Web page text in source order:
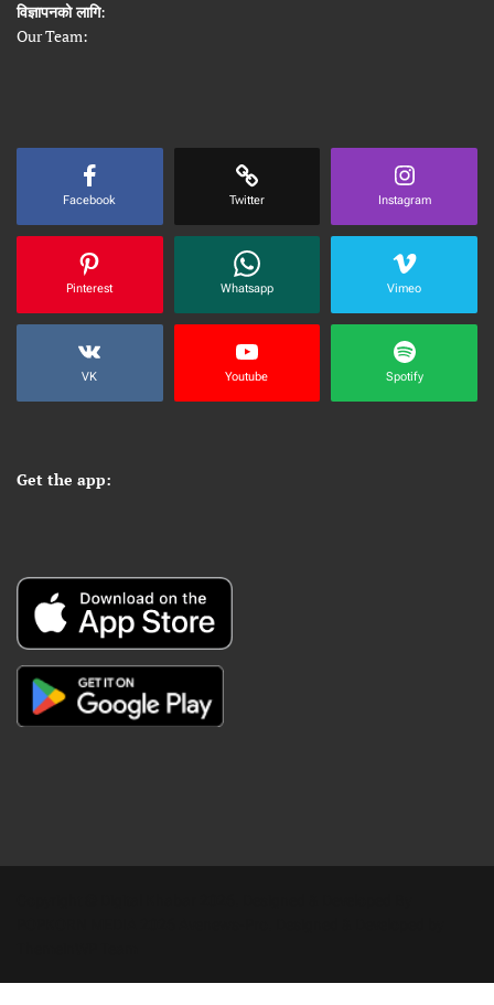
विज्ञापनको लागि:
Our Team:
Facebook Twitter Instagram
Pinterest Whatsapp Vimeo
VK Youtube Spotify
Get the app: